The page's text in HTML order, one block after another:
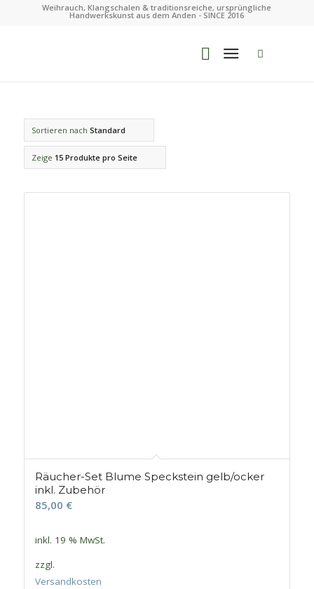
Weihrauch, Klangschalen & traditionsreiche, ursprüngliche
Handwerkskunst aus dem Anden - SINCE 2016
Sortieren nach Standard
Zeige 15 Produkte pro Seite
Räucher-Set Blume Speckstein gelb/ocker
inkl. Zubehör
85,00 €
inkl. 19 % MwSt.
zzgl.
Versandkosten